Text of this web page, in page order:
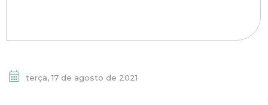
terça, 17 de agosto de 2021